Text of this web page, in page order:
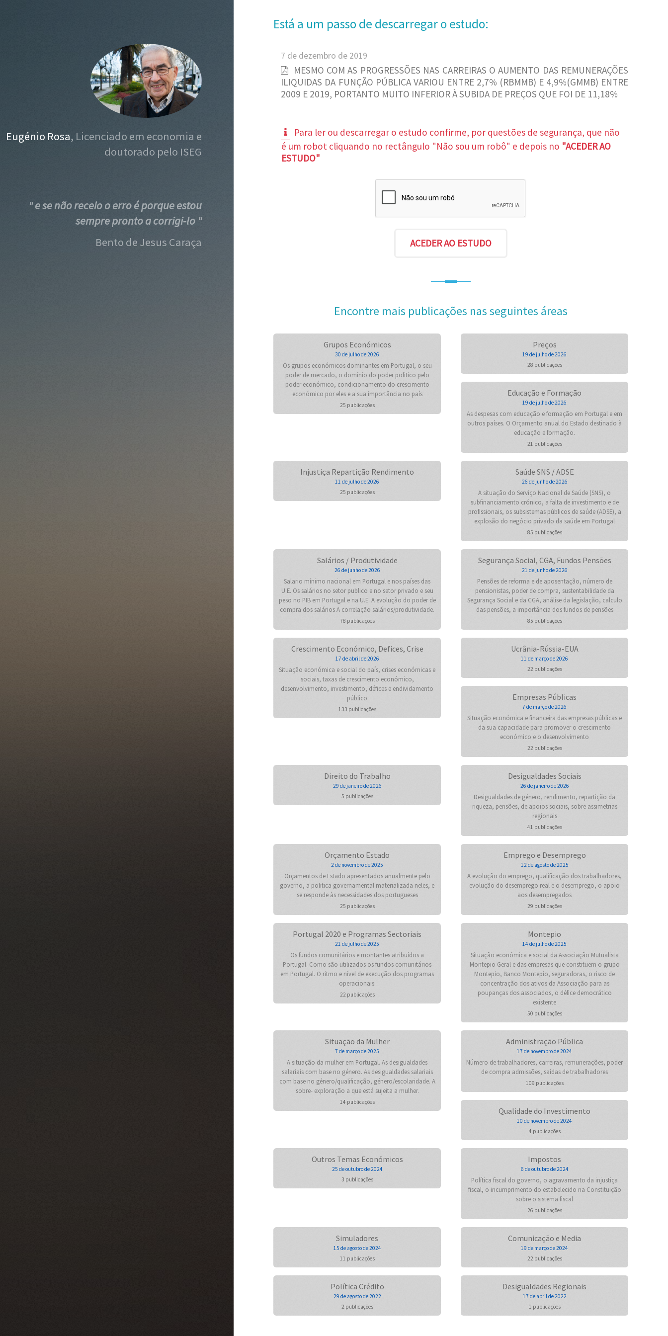
Eugénio Rosa, Licenciado em economia e
doutorado pelo ISEG
" e se não receio o erro é porque estou
sempre pronto a corrigi-lo "
Bento de Jesus Caraça
Está a um passo de descarregar o estudo:
7 de dezembro de 2019
MESMO COM AS PROGRESSÕES NAS CARREIRAS O AUMENTO DAS REMUNERAÇÕES
ILIQUIDAS DA FUNÇÃO PÚBLICA VARIOU ENTRE 2,7% (RBMMB) E 4,9%(GMMB) ENTRE
2009 E 2019, PORTANTO MUITO INFERIOR À SUBIDA DE PREÇOS QUE FOI DE 11,18%
Para ler ou descarregar o estudo confirme, por questões de segurança, que não
é um robot cliquando no rectângulo "Não sou um robô" e depois no "ACEDER AO
ESTUDO"
Encontre mais publicações nas seguintes áreas
Grupos Económicos
30 de julho de 2026
Os grupos económicos dominantes em Portugal, o seu
poder de mercado, o domínio do poder politico pelo
poder económico, condicionamento do crescimento
económico por eles e a sua importância no país
25 publicações
Preços
19 de julho de 2026
28 publicações
Educação e Formação
19 de julho de 2026
As despesas com educação e formação em Portugal e em
outros países. O Orçamento anual do Estado destinado à
educação e formação.
21 publicações
Injustiça Repartição Rendimento
11 de julho de 2026
25 publicações
Saúde SNS / ADSE
26 de junho de 2026
A situação do Serviço Nacional de Saúde (SNS), o
subfinanciamento crónico, a falta de investimento e de
profissionais, os subsistemas públicos de saúde (ADSE), a
explosão do negócio privado da saúde em Portugal
85 publicações
Salários / Produtividade
26 de junho de 2026
Salario mínimo nacional em Portugal e nos países das
U.E. Os salários no setor publico e no setor privado e seu
peso no PIB em Portugal e na U.E. A evolução do poder de
compra dos salários A correlação salários/produtividade.
78 publicações
Segurança Social, CGA, Fundos Pensões
21 de junho de 2026
Pensões de reforma e de aposentação, número de
pensionistas, poder de compra, sustentabilidade da
Segurança Social e da CGA, análise da legislação, calculo
das pensões, a importância dos fundos de pensões
85 publicações
Crescimento Económico, Defices, Crise
17 de abril de 2026
Situação económica e social do país, crises económicas e
sociais, taxas de crescimento económico,
desenvolvimento, investimento, défices e endividamento
público
133 publicações
Ucrânia-Rússia-EUA
11 de março de 2026
22 publicações
Empresas Públicas
7 de março de 2026
Situação económica e financeira das empresas públicas e
da sua capacidade para promover o crescimento
económico e o desenvolvimento
22 publicações
Direito do Trabalho
29 de janeiro de 2026
5 publicações
Desigualdades Sociais
26 de janeiro de 2026
Desigualdades de género, rendimento, repartição da
riqueza, pensões, de apoios sociais, sobre assimetrias
regionais
41 publicações
Orçamento Estado
2 de novembro de 2025
Orçamentos de Estado apresentados anualmente pelo
governo, a politica governamental materializada neles, e
se responde às necessidades dos portugueses
25 publicações
Emprego e Desemprego
12 de agosto de 2025
A evolução do emprego, qualificação dos trabalhadores,
evolução do desemprego real e o desemprego, o apoio
aos desempregados
29 publicações
Portugal 2020 e Programas Sectoriais
21 de julho de 2025
Os fundos comunitários e montantes atribuídos a
Portugal. Como são utilizados os fundos comunitários
em Portugal. O ritmo e nível de execução dos programas
operacionais.
22 publicações
Montepio
14 de julho de 2025
Situação económica e social da Associação Mutualista
Montepio Geral e das empresas que constituem o grupo
Montepio, Banco Montepio, seguradoras, o risco de
concentração dos ativos da Associação para as
poupanças dos associados, o défice democrático
existente
50 publicações
Situação da Mulher
7 de março de 2025
A situação da mulher em Portugal. As desigualdades
salariais com base no género. As desigualdades salariais
com base no género/qualificação, género/escolaridade. A
sobre- exploração a que está sujeita a mulher.
14 publicações
Administração Pública
17 de novembro de 2024
Número de trabalhadores, carreiras, remunerações, poder
de compra admissões, saídas de trabalhadores
109 publicações
Qualidade do Investimento
10 de novembro de 2024
4 publicações
Outros Temas Económicos
25 de outubro de 2024
3 publicações
Impostos
6 de outubro de 2024
Política fiscal do governo, o agravamento da injustiça
fiscal, o incumprimento do estabelecido na Constituição
sobre o sistema fiscal
26 publicações
Simuladores
15 de agosto de 2024
11 publicações
Comunicação e Media
19 de março de 2024
22 publicações
Política Crédito
29 de agosto de 2022
2 publicações
Desigualdades Regionais
17 de abril de 2022
1 publicações